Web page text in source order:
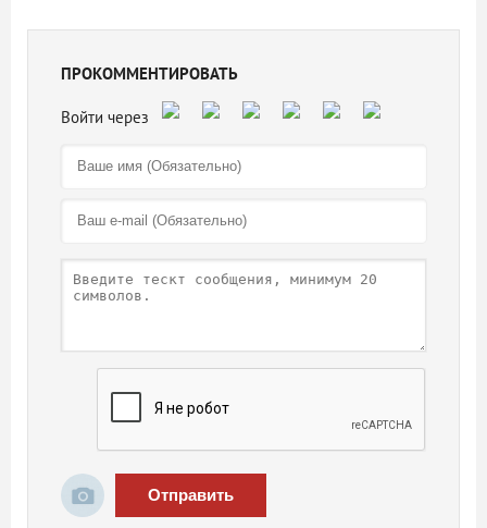
ПРОКОММЕНТИРОВАТЬ
Отправить